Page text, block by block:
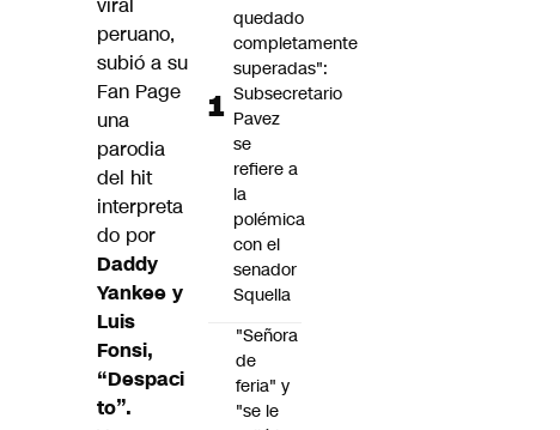
peruano,
subió a su
Fan Page
una
parodia
del hit
interpreta
do por
Daddy
Yankee y
Luis
Fonsi,
“Despaci
to”.
quedado
completamente
superadas":
Subsecretario
Pavez
se
refiere a
la
polémica
con el
senador
Squella
"Señora
de
feria" y
"se le